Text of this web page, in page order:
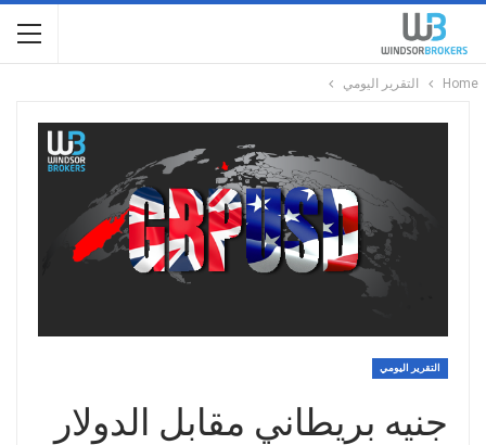
Home التقرير اليومي
التقرير اليومي
جنيه بريطاني مقابل الدولار